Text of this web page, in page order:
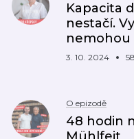
Kapacita
nestačí.
nemohou
3. 10. 2024
O epizodě
48 hodin